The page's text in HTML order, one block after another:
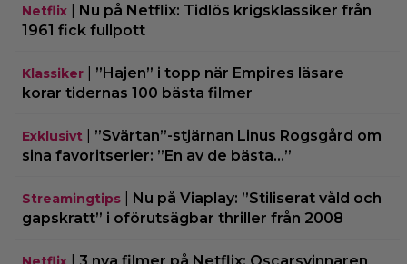
Netflix
Nu på Netflix: Tidlös krigsklassiker från
1961 fick fullpott
Klassiker
”Hajen” i topp när Empires läsare
korar tidernas 100 bästa filmer
Exklusivt
”Svärtan”-stjärnan Linus Rogsgård om
sina favoritserier: ”En av de bästa…”
Streamingtips
Nu på Viaplay: ”Stiliserat våld och
gapskratt” i oförutsägbar thriller från 2008